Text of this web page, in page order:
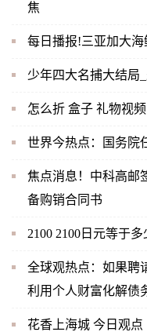
焦
每日播报!三亚加大
少年四大名捕大结局
怎么折 盒子 礼物视
世界今热点：国务院
焦点消息！中科高邮
备购销合同书
2100 2100日元等于
全球观热点：如果聘
利用个人财富化解债
花香上海城 今日观点